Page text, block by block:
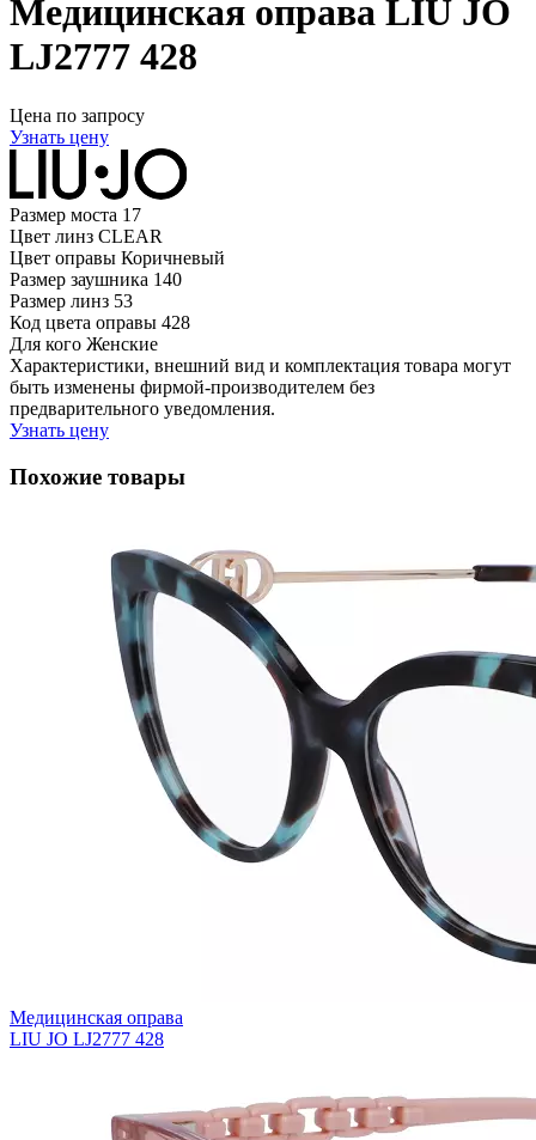
Медицинская оправа LIU JO
LJ2777 428
Цена по запросу
Узнать цену
Размер моста 17
Цвет линз CLEAR
Цвет оправы Коричневый
Размер заушника 140
Размер линз 53
Код цвета оправы 428
Для кого Женские
Характеристики, внешний вид и комплектация товара могут
быть изменены фирмой-производителем без
предварительного уведомления.
Узнать цену
Похожие товары
Медицинская оправа
LIU JO LJ2777 428